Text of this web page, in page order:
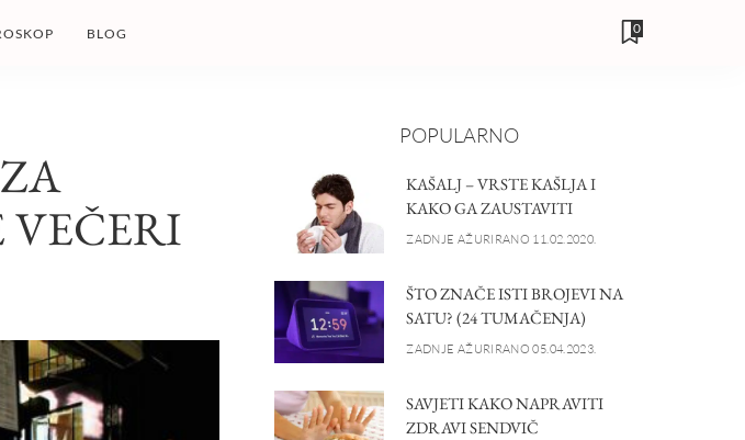
BLOG 0
POPULARNO
KAŠALJ – VRSTE KAŠLJA I
KAKO GA ZAUSTAVITI
ZADNJE AŽURIRANO 11.02.2020.
ŠTO ZNAČE ISTI BROJEVI NA
SATU? (24 TUMAČENJA)
ZADNJE AŽURIRANO 05.04.2023.
SAVJETI KAKO NAPRAVITI
ZDRAVI SENDVIČ